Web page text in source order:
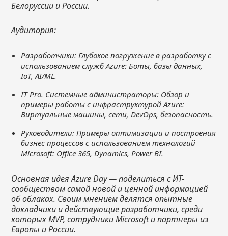
Белоруссии и России.
Аудитория:
Разработчики: Глубокое погружение в разработку с
использованием служб Azure: Боты, базы данных,
IoT, AI/ML.
IT Pro. Системные администраторы: Обзор и
примеры работы с инфраструктурой Azure:
Виртуальные машины, сети, DevOps, безопасность.
Руководители: Примеры оптимизации и построения
бизнес процессов с использованием технологий
Microsoft: Office 365, Dynamics, Power BI.
Основная идея AzureDay— поделиться с ИТ-
сообществом самой новой и ценной информацией
об облаках. Своим мнением делятся опытные
докладчики и действующие разработчики, среди
которых MVP, сотрудники Microsoftи партнеры из
Европы и России.